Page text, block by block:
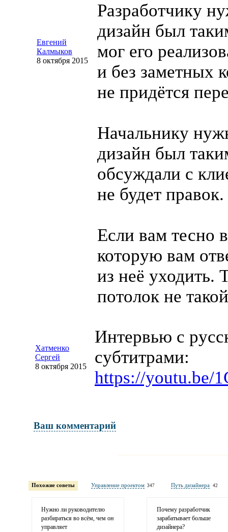
Евгений
Калмыков
8 октября 2015
Разработчику
дизайн был
мог его
и без заметных
не придётся
Начальнику
дизайн был
обсуждали с
не будет правок.
Если вам тесно
которую вам
из неё уходить.
потолок не
Хатменко
Сергей
8 октября 2015
Интервью с
субтитрами:
https://youtu.be/
Ваш комментарий
обязательны полностью для публикации
Похожие советы Управление проектом 347 Путь дизайнера 42
Нужно ли руководителю
разбираться во всём, чем он
управляет
Почему разработчик
зарабатывает больше
дизайнера?